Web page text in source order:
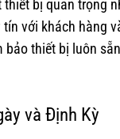
bị quan trọng
với khách hàng
thiết bị luôn
và Định Kỳ